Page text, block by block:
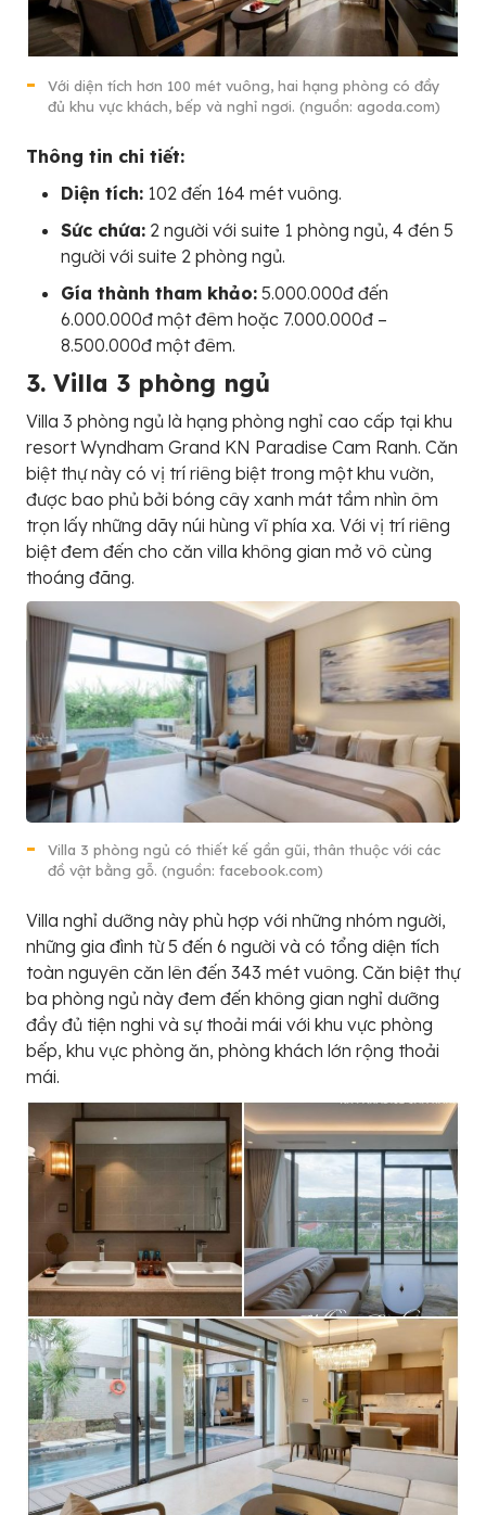
Với diện tích hơn 100 mét vuông, hai hạng phòng có đầy
đủ khu vực khách, bếp và nghỉ ngơi. (nguồn: agoda.com)
Thông tin chi tiết:
Diện tích: 102 đến 164 mét vuông.
Sức chứa: 2 người với suite 1 phòng ngủ, 4 đén 5
người với suite 2 phòng ngủ.
Gía thành tham khảo: 5.000.000đ đến
6.000.000đ một đêm hoặc 7.000.000đ –
8.500.000đ một đêm.
3. Villa 3 phòng ngủ
Villa 3 phòng ngủ là hạng phòng nghỉ cao cấp tại khu
resort Wyndham Grand KN Paradise Cam Ranh. Căn
biệt thự này có vị trí riêng biệt trong một khu vườn,
được bao phủ bởi bóng cây xanh mát tầm nhìn ôm
trọn lấy những dãy núi hùng vĩ phía xa. Với vị trí riêng
biệt đem đến cho căn villa không gian mở vô cùng
thoáng đãng.
Villa 3 phòng ngủ có thiết kế gần gũi, thân thuộc với các
đồ vật bằng gỗ. (nguồn: facebook.com)
Villa nghỉ dưỡng này phù hợp với những nhóm người,
những gia đình từ 5 đến 6 người và có tổng diện tích
toàn nguyên căn lên đến 343 mét vuông. Căn biệt thự
ba phòng ngủ này đem đến không gian nghỉ dưỡng
đầy đủ tiện nghi và sự thoải mái với khu vực phòng
bếp, khu vực phòng ăn, phòng khách lớn rộng thoải
mái.